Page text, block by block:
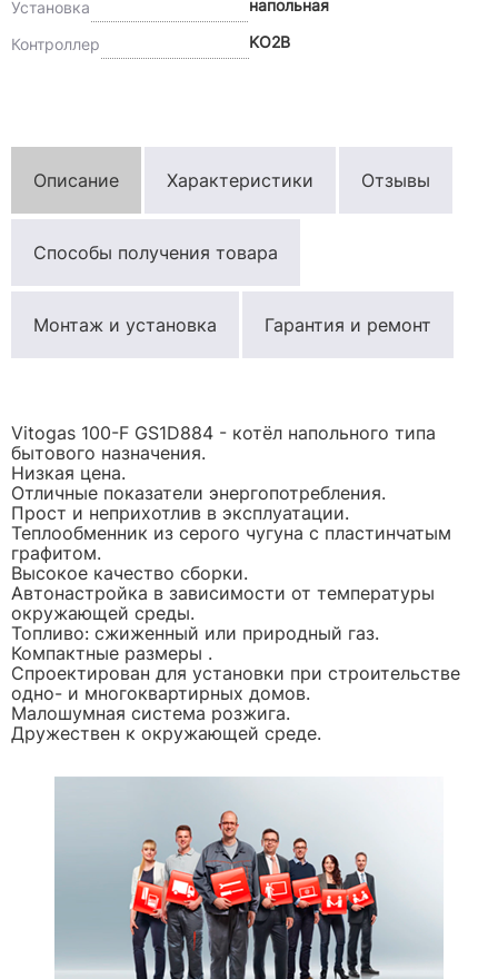
Установка напольная
Контроллер KO2B
Описание Характеристики Отзывы
Способы получения товара
Монтаж и установка Гарантия и ремонт
Vitogas 100-F GS1D884 - котёл напольного типа
бытового назначения.
Низкая цена.
Отличные показатели энергопотребления.
Прост и неприхотлив в эксплуатации.
Теплообменник из серого чугуна с пластинчатым
графитом.
Высокое качество сборки.
Автонастройка в зависимости от температуры
окружающей среды.
Топливо: сжиженный или природный газ.
Компактные размеры .
Спроектирован для установки при строительстве
одно- и многоквартирных домов.
Малошумная система розжига.
Дружествен к окружающей среде.